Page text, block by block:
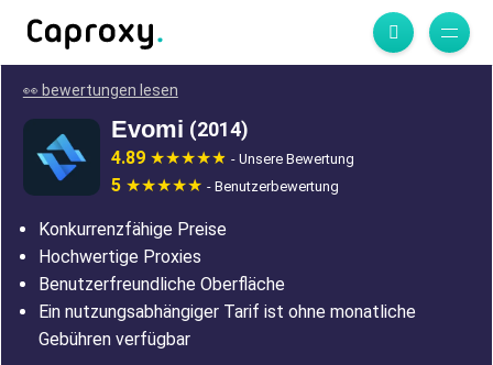
👀 bewertungen lesen
Evomi (2014)
4.89 - Unsere Bewertung
5 - Benutzerbewertung
Konkurrenzfähige Preise
Hochwertige Proxies
Benutzerfreundliche Oberfläche
Ein nutzungsabhängiger Tarif ist ohne monatliche
Gebühren verfügbar